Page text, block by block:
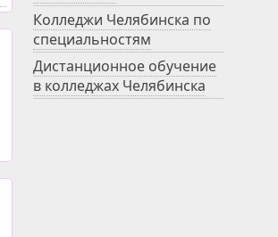
Колледжи Челябинска по
специальностям
Дистанционное обучение
в колледжах Челябинска